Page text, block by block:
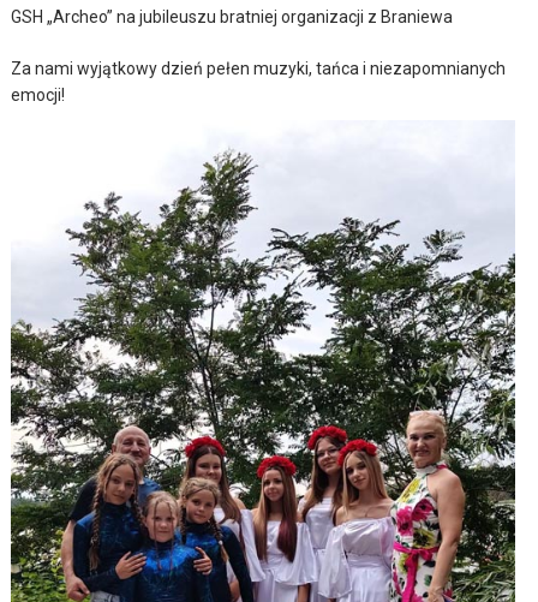
GSH „Archeo” na jubileuszu bratniej organizacji z Braniewa
Za nami wyjątkowy dzień pełen muzyki, tańca i niezapomnianych
emocji!